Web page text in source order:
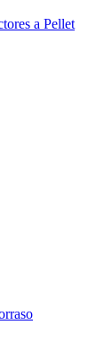
a Pellet